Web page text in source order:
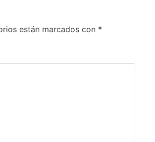
están marcados con *